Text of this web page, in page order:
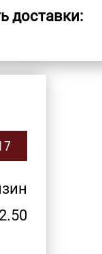
доставки:
2.50